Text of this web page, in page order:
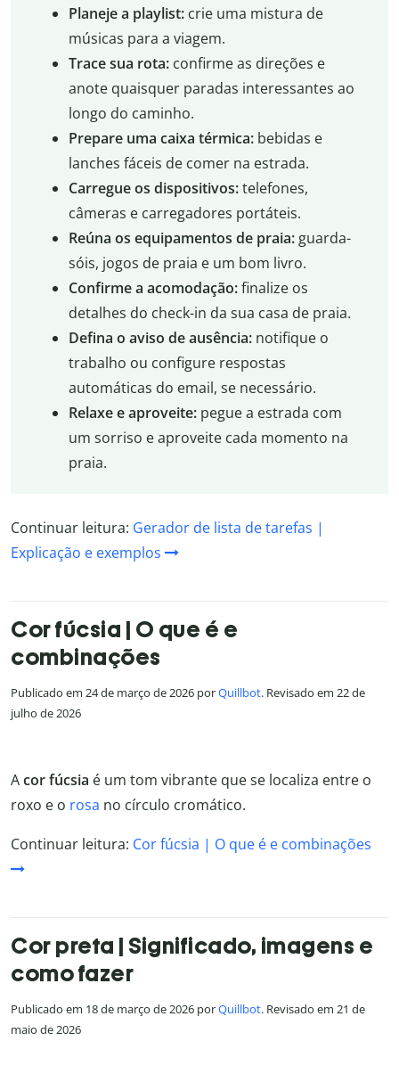
Planeje a playlist:crie uma mistura de
músicas para a viagem.
Trace sua rota: confirme as direções e
anote quaisquer paradas interessantes ao
longo do caminho.
Prepare uma caixa térmica:bebidas e
lanches fáceis de comer na estrada.
Carregue os dispositivos:telefones,
câmeras e carregadores portáteis.
Reúna os equipamentos de praia:guarda-
sóis, jogos de praia e um bom livro.
Confirme a acomodação:finalize os
detalhes do check-in da sua casa de praia.
Defina o aviso de ausência: notifique o
trabalho ou configure respostas
automáticas do email, se necessário.
Relaxe e aproveite: pegue a estrada com
um sorriso e aproveite cada momento na
praia.
Continuar leitura: Gerador de lista de tarefas |
Explicação e exemplos
Cor fúcsia | O que é e
combinações
Publicado em 24 de março de 2026 porQuillbot. Revisado em 22 de
julho de 2026
Acor fúcsia é um tom vibrante que se localiza entre o
roxo e o rosa no círculo cromático.
Continuar leitura: Cor fúcsia | O que é e combinações
Cor preta | Significado, imagens e
como fazer
Publicado em 18 de março de 2026 porQuillbot. Revisado em 21 de
maio de 2026